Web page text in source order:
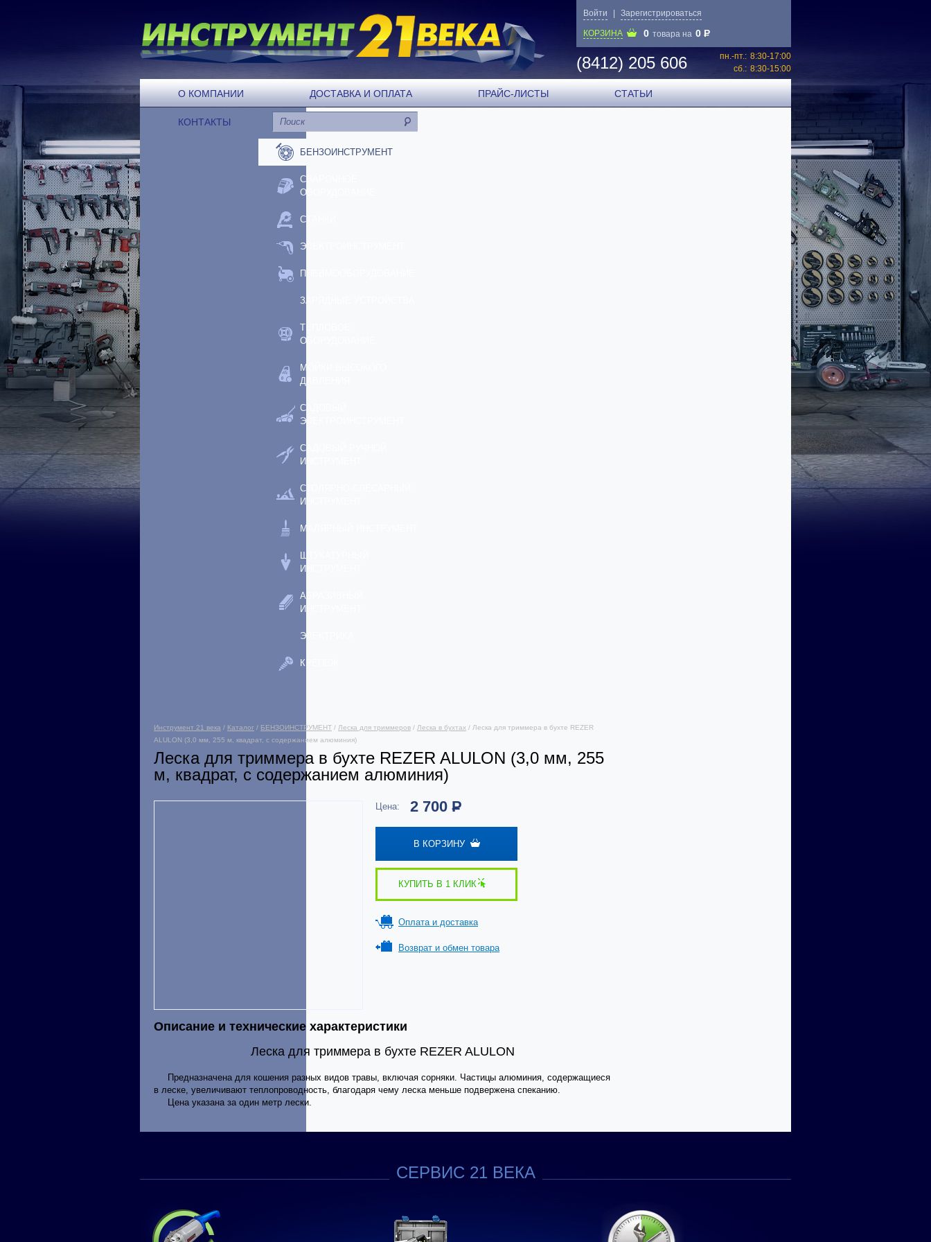
Войти Зарегистрироваться
КОРЗИНА 0 товара на 0 P
(8412) 205 606 пн.-пт.: 8:30-17:00
сб.: 8:30-15:00
О КОМПАНИИ ДОСТАВКА И ОПЛАТА ПРАЙС-ЛИСТЫ СТАТЬИ
КОНТАКТЫ
БЕНЗОИНСТРУМЕНТ
СВАРОЧНОЕ
ОБОРУДОВАНИЕ
СТАНКИ
ЭЛЕКТРОИНСТРУМЕНТ
ПНЕВМООБОРУДОВАНИЕ
ЗАРЯДНЫЕ УСТРОЙСТВА
ТЕПЛОВОЕ
ОБОРУДОВАНИЕ
МОЙКИ ВЫСОКОГО
ДАВЛЕНИЯ
САДОВЫЙ
ЭЛЕКТРОИНСТРУМЕНТ
САДОВЫЙ РУЧНОЙ
ИНСТРУМЕНТ
СТОЛЯРНО-СЛЕСАРНЫЙ
ИНСТРУМЕНТ
МАЛЯРНЫЙ ИНСТРУМЕНТ
ШТУКАТУРНЫЙ
ИНСТРУМЕНТ
АБРАЗИВНЫЙ
ИНСТРУМЕНТ
ЭЛЕКТРИКА
КРЕПЕЖ
Инструмент 21 века / Каталог / БЕНЗОИНСТРУМЕНТ / Леска для триммеров / Леска в бухтах / Леска для триммера в бухте REZER
ALULON (3,0 мм, 255 м, квадрат, с содержанием алюминия)
Леска для триммера в бухте REZER ALULON (3,0 мм, 255
м, квадрат, с содержанием алюминия)
Цена: 2 700 Р
В КОРЗИНУ
КУПИТЬ В 1 КЛИК
Оплата и доставка
Возврат и обмен товара
Описание и технические характеристики
Леска для триммера в бухте REZER ALULON
Предназначена для кошения разных видов травы, включая сорняки. Частицы алюминия, содержащиеся
в леске, увеличивают теплопроводность, благодаря чему леска меньше подвержена спеканию.
Цена указана за один метр лески.
СЕРВИС 21 ВЕКА